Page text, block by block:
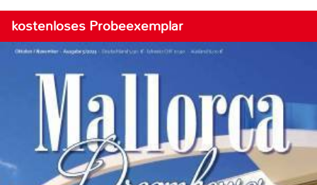
kostenloses Probeexemplar